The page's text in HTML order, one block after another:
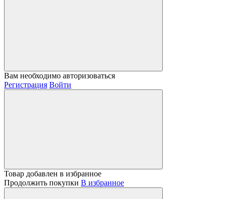
Вам необходимо авторизоваться
Регистрация Войти
Товар добавлен в избранное
Продолжить покупки В избранное